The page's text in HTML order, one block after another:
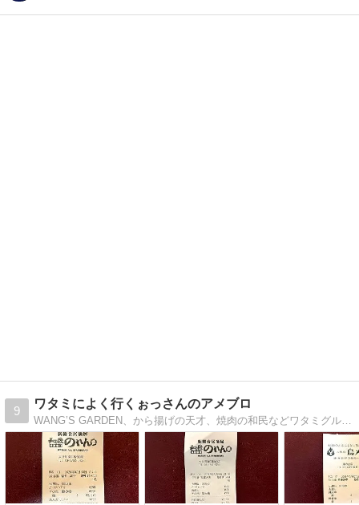
9
ワタミによく行くぉっさんのアメブロ
WANG’S GARDEN、から揚げの天才、焼肉の和民などワタミグループをよく利用するおっさんです。 利用時の感想を書きます。いいことも悪いことも実店名で書きます。